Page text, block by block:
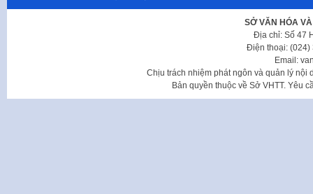
SỞ VĂN HÓA
Địa chỉ: Số 47
Điện thoại: (024)
Email:
Chịu trách nhiệm phát ngôn và quản lý nội
Bản quyền thuộc về Sở VHTT. Yêu